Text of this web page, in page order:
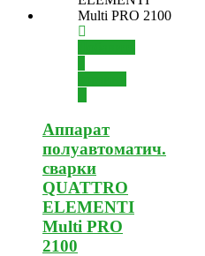
Аппарат
полуавтоматич.
сварки
QUATTRO
ELEMENTI
Multi PRO
2100